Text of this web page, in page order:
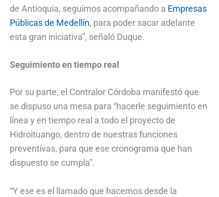
de Antioquia, seguimos acompañando a Empresas
Públicas de Medellín, para poder sacar adelante
esta gran iniciativa”, señaló Duque.
Seguimiento en tiempo real
Por su parte, el Contralor Córdoba manifestó que
se dispuso una mesa para “hacerle seguimiento en
línea y en tiempo real a todo el proyecto de
Hidroituango, dentro de nuestras funciones
preventivas, para que ese cronograma que han
dispuesto se cumpla”.
“Y ese es el llamado que hacemos desde la